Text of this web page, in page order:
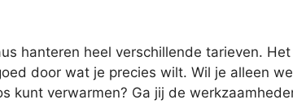
hanteren heel verschillende tarieven.
door wat je precies wilt. Wil je alleen
kunt verwarmen? Ga jij de